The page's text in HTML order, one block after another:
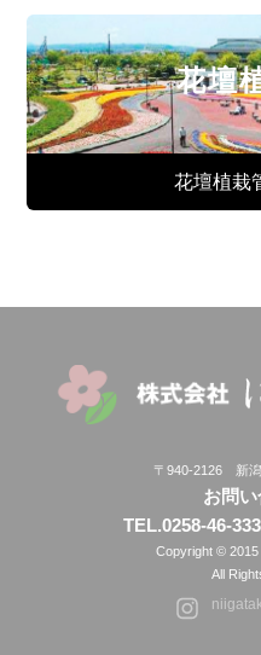
花壇
花壇植栽
〒940-2126 新
お問
TEL.0258-46-
Copyright © 2015
All